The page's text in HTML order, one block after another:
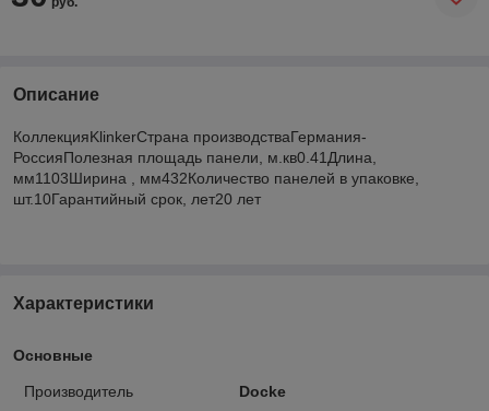
Описание
КоллекцияKlinkerСтрана производстваГермания-
РоссияПолезная площадь панели, м.кв0.41Длина,
мм1103Ширина , мм432Количество панелей в упаковке,
шт.10Гарантийный срок, лет20 лет
Характеристики
Основные
Производитель
Docke